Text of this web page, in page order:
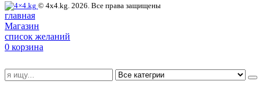
© 4x4.kg. 2026. Все права защищены
главная
Магазин
список желаний
0 корзина